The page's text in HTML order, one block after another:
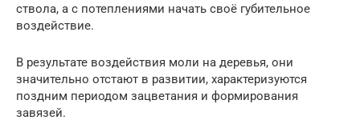
ствола, а с потеплениями начать своё губительное
воздействие.
В результате воздействия моли на деревья, они
значительно отстают в развитии, характеризуются
поздним периодом зацветания и формирования
завязей.